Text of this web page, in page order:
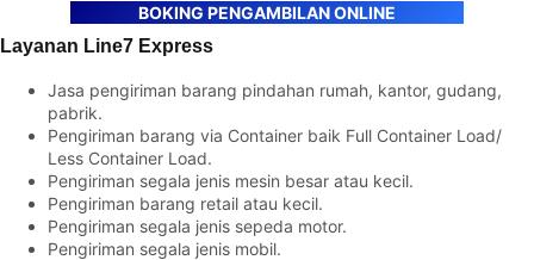
BOKING PENGAMBILAN ONLINE
Layanan Line7 Express
Jasa pengiriman barang pindahan rumah, kantor, gudang,
pabrik.
Pengiriman barang via Container baik Full Container Load/
Less Container Load.
Pengiriman segala jenis mesin besar atau kecil.
Pengiriman barang retail atau kecil.
Pengiriman segala jenis sepeda motor.
Pengiriman segala jenis mobil.